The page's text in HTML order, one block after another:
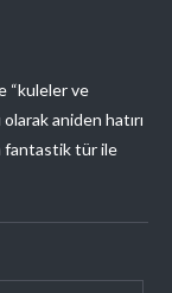
“kuleler ve
aniden hatırı
fantastik tür ile